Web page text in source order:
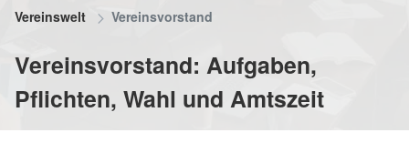
Vereinswelt Vereinsvorstand
Vereinsvorstand: Aufgaben,
Pflichten, Wahl und Amtszeit